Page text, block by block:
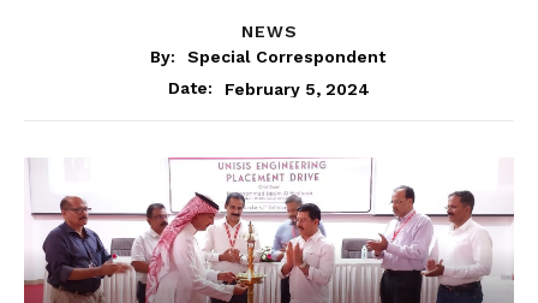
NEWS
By:
Special Correspondent
Date:
February 5, 2024